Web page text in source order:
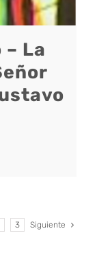
La
3 Siguiente